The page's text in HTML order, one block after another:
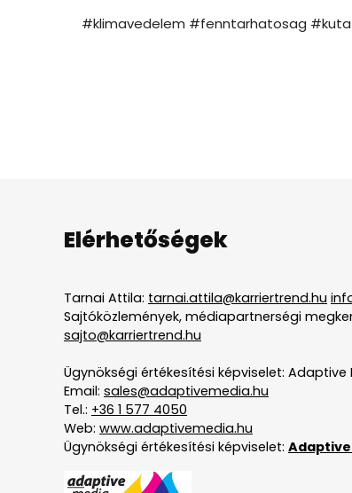
#klimavedelem #fenntarhatosag
Elérhetőségek
Tarnai Attila: tarnai.attila@karriertrend.hu
Sajtóközlemények, médiapartnerségi
sajto@karriertrend.hu
Ügynökségi értékesítési képviselet: Adaptive
Email: sales@adaptivemedia.hu
Tel.: +36 1 577 4050
Web: www.adaptivemedia.hu
Ügynökségi értékesítési képviselet: